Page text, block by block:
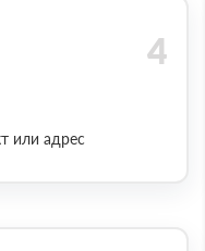
или адрес